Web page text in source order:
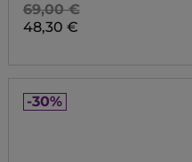
69,00 €
48,30 €
-30%